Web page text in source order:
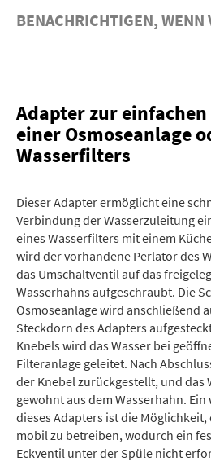
BENACHRICHTIGEN, WENN
Adapter zur
einer Osmoseanlage
Wasserfilters
Dieser Adapter ermöglicht eine
Verbindung der Wasserzuleitung
eines Wasserfilters mit einem
wird der vorhandene Perlator des
das Umschaltventil auf das
Wasserhahns aufgeschraubt. Die
Osmoseanlage wird anschließend
Steckdorn des Adapters
Knebels wird das Wasser bei
Filteranlage geleitet. Nach
der Knebel zurückgestellt, und das
gewohnt aus dem Wasserhahn.
dieses Adapters ist die
mobil zu betreiben, wodurch ein
Eckventil unter der Spüle nicht